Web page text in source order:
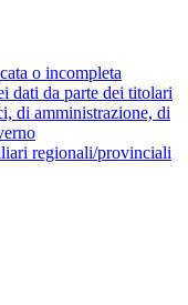
o incompleta
dati da parte dei titolari
di amministrazione, di
regionali/provinciali